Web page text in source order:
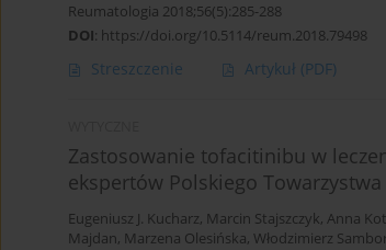
Reumatologia 2018;56(5):285-288
DOI: https://doi.org/10.5114/reum.2018.79498
Streszczenie Artykuł (PDF)
Zastosowanie tofacitinibu w
ekspertów Polskiego
Eugeniusz J. Kucharz, Marcin Stajszczyk, Anna
Majdan, Marzena Olesińska, Włodzimierz